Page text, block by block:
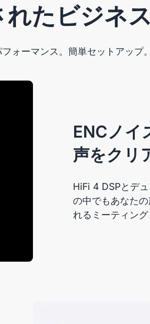
たビジネ
ォーマンス。簡単セットアップ。
ENCノイ
声をクリ
HiFi 4 DSPとデ
の中でもあなた
れるミーティング